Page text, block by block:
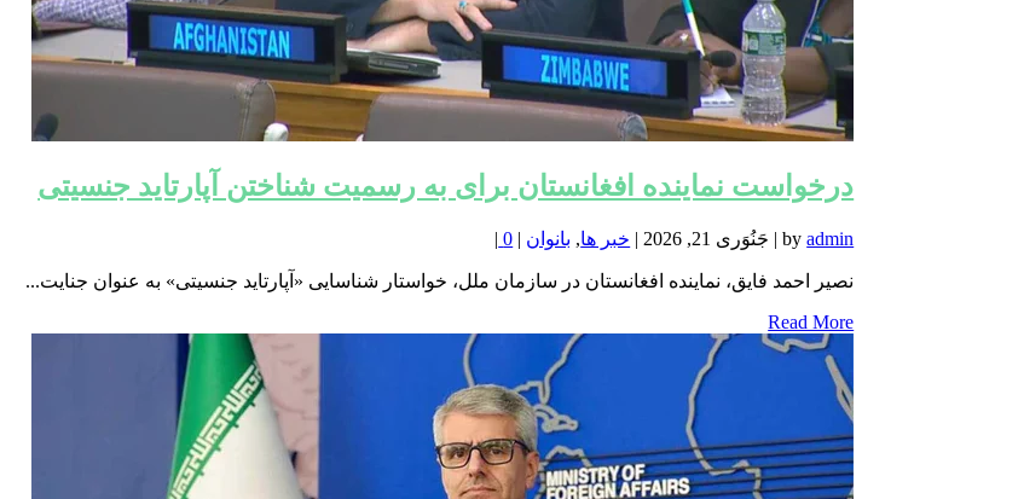
درخواست نماینده افغانستان برای به رسمیت شناختن آپارتاید جنسیتی
byadmin
| جَنُوَری 21, 2026 | خبر ها, بانوان |
0
|
نصیر احمد فایق، نماینده افغانستان در سازمان ملل، خواستار شناسایی «آپارتاید جنسیتی» به عنوان جنایت...
Read More